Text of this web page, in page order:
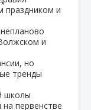
праздником и
и
но
тренды
школы
первенстве